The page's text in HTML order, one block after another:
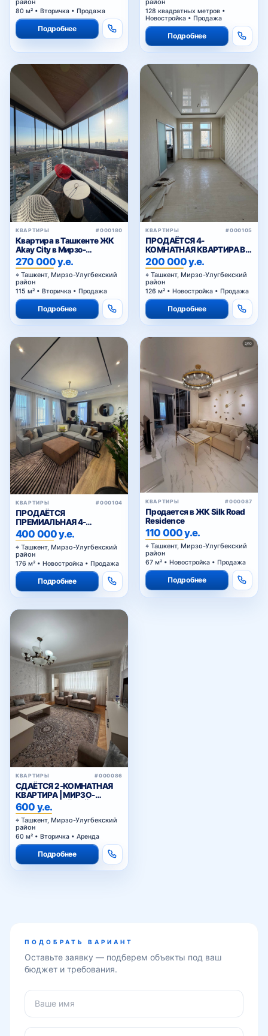
комплектацией
район
80 м² • Вторичка • Продажа
Подробнее
район
128 квадратных метров •
Новостройка • Продажа
Подробнее
КВАРТИРЫ #000180
Квартира в Ташкенте ЖК
Akay City в Мирзо-
Улугбекском районе
270 000 у.е.
Ташкент, Мирзо-Улугбекский
район
115 м² • Вторичка • Продажа
Подробнее
КВАРТИРЫ #000105
ПРОДАЁТСЯ 4-
КОМНАТНАЯ КВАРТИРА В
ДАРХАНЕ
200 000 у.е.
Ташкент, Мирзо-Улугбекский
район
126 м² • Новостройка • Продажа
Подробнее
КВАРТИРЫ #000104
ПРОДАЁТСЯ
ПРЕМИАЛЬНАЯ 4-
КОМНАТНАЯ КВАРТИРА В
ДАРХАНЕ
400 000 у.е.
Ташкент, Мирзо-Улугбекский
район
176 м² • Новостройка • Продажа
Подробнее
КВАРТИРЫ #000087
Продается в ЖК Silk Road
Residence
110 000 у.е.
Ташкент, Мирзо-Улугбекский
район
67 м² • Новостройка • Продажа
Подробнее
КВАРТИРЫ #000086
СДАЁТСЯ 2-КОМНАТНАЯ
КВАРТИРА | МИРЗО-
УЛУГБЕКСКИЙ РАЙОН
600 у.е.
Ташкент, Мирзо-Улугбекский
район
60 м² • Вторичка • Аренда
Подробнее
ПОДОБРАТЬ ВАРИАНТ
Оставьте заявку — подберем объекты под ваш
бюджет и требования.